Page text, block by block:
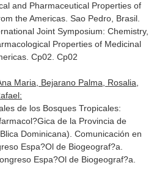
and Pharmaceutical Properties of
the Americas. Sao Pedro, Brasil.
Joint Symposium: Chemistry,
Properties of Medicinal
Cp02. Cp02
Maria, Bejarano Palma, Rosalia,
de los Bosques Tropicales:
de la Provincia de
Dominicana). Comunicación en
Espa?Ol de Biogeograf?a.
Espa?Ol de Biogeograf?a.